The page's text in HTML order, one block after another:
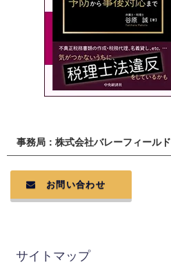
事務局：株式会社バレーフィールド
お問い合わせ
サイトマップ